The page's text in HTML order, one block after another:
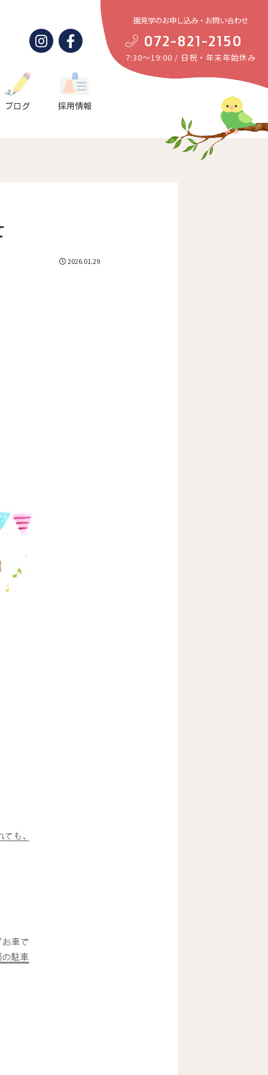
園見学のお申し込み・お問い合わせ
072-821-2150
7:30～19:00 / 日祝・年末年始休み
ブログ 採用情報
2026.01.29